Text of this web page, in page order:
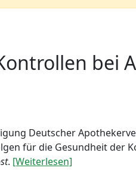
bei
Deutscher
für die Gesundheit der
. [Weiterlesen]